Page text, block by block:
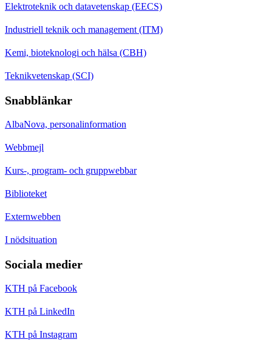
Elektroteknik och datavetenskap (EECS)
Industriell teknik och management (ITM)
Kemi, bioteknologi och hälsa (CBH)
Teknikvetenskap (SCI)
Snabblänkar
AlbaNova, personalinformation
Webbmejl
Kurs-, program- och gruppwebbar
Biblioteket
Externwebben
I nödsituation
Sociala medier
KTH på Facebook
KTH på LinkedIn
KTH på Instagram